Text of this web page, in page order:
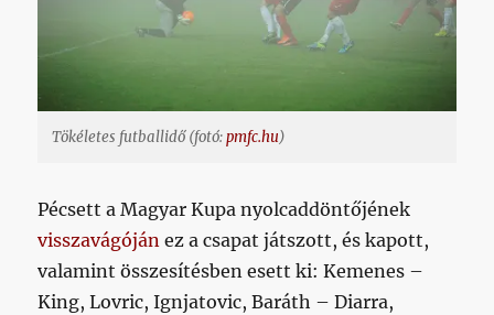
Tökéletes futballidő (fotó:pmfc.hu)
Pécsett a Magyar Kupa nyolcaddöntőjének
visszavágóján ez a csapat játszott, és kapott,
valamint összesítésben esett ki: Kemenes –
King, Lovric, Ignjatovic, Baráth – Diarra,